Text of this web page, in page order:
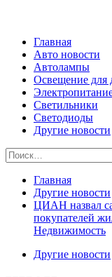
Главная
Авто новости
Автолампы
Освещение для
Светильники
Светодиоды
Другие новости
Найти:
Главная
Другие новости
ЦИАН назвал
покупателей
Недвижимость
Другие новости